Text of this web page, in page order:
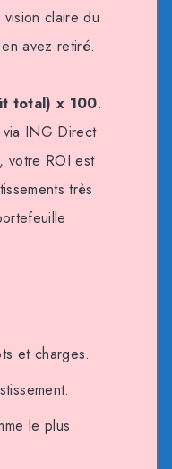
claire du
avez retiré.
total) x 100.
via ING Direct
votre ROI est
très
et charges.
le plus